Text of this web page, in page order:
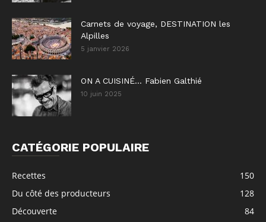
Carnets de voyage, DESTINATION les
Alpilles
5 janvier 2026
ON A CUISINÉ… Fabien Galthié
10 juin 2025
CATÉGORIE POPULAIRE
Recettes
150
Du côté des producteurs
128
Découverte
84